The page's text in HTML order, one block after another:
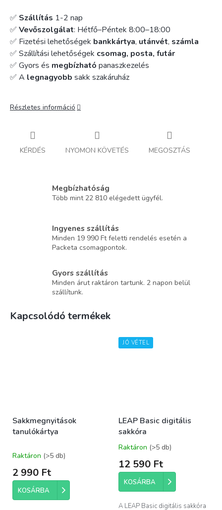
✅ Szállítás 1-2 nap
✅ Vevőszolgálat: Hétfő–Péntek 8:00–18:00
✅ Fizetési lehetőségek bankkártya, utánvét, számla
✅ Szállítási lehetőségek csomag, posta, futár
✅ Gyors és megbízható panaszkezelés
✅ A legnagyobb sakk szakáruház
Részletes információ
KÉRDÉS NYOMON KÖVETÉS MEGOSZTÁS
Megbízhatóság
Több mint 22 810 elégedett ügyfél.
Ingyenes szállítás
Minden 19 990 Ft feletti rendelés esetén a
Packeta csomagpontok.
Gyors szállítás
Minden árut raktáron tartunk. 2 napon belül
szállítunk.
Kapcsolódó termékek
Sakkmegnyitások
tanulókártya
Raktáron (>5 db)
2 990 Ft
KOSÁRBA
JÓ VÉTEL
LEAP Basic digitális
sakkóra
A
átlagos
értékelése
5-
5,0
Raktáron (>5 db)
12 590 Ft
KOSÁRBA
A LEAP Basic digitális sakkóra